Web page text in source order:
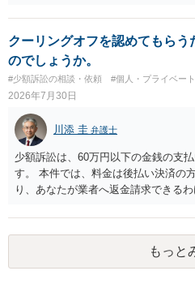
す。 一方、このチケット購入には「
も付随していたことを無視すること
ば、交際を終了させたことにより「
重大な障害が発生しており、当然に
かは微妙であり、むしろ返金すべき
合致するのではないか、という判断
えば、当該チケットが座席指定であ
隣り合わせになることは避けたいと
ところです。一方、チケットがエリ
合わせにならずに済むかもしれませ
あったり特別席であったりすれば、
ん。当該チケットがチケット転売防
該当し、券面上使用者が指定されて
外に選択肢がない場合もあるでしょ
法的には「当事者の合理的意思」が
必要になると思われます。なかなか
クーリングオフを認めてもらう
のでしょうか。
#少額訴訟の相談・依頼 #個人・プライベート
2026年7月30日
川添 圭 弁護士
少額訴訟は、60万円以下の金銭の支
す。 本件では、料金は後払い決済の
り、あなたが業者へ返金請求できる
在確認請求訴訟を提起することも考
業者へ（原契約のクーリング・オフ
の通知書を送り、もし訴訟や支払督
争う、というやり方がベターではな
もっと